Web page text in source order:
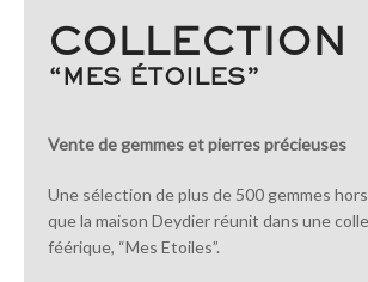
COLLECTION
“MES ÉTOILES”
Vente de gemmes et pierres précieuses
Une sélection de plus de 500 gemmes
que la maison Deydier réunit dans une
féérique, “Mes Etoiles”.